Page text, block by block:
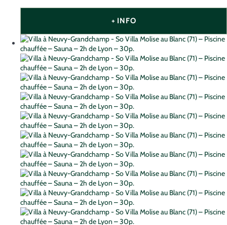
+ INFO